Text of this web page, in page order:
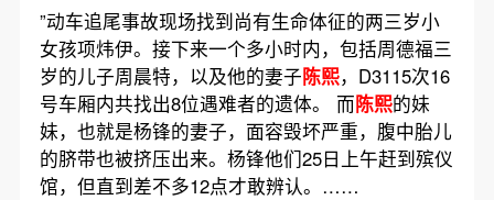
”动车追尾事故现场找到尚有生命体征的两三岁小
女孩项炜伊。接下来一个多小时内，包括周德福三
岁的儿子周晨特，以及他的妻子陈熙，D3115次16
号车厢内共找出8位遇难者的遗体。 而陈熙的妹
妹，也就是杨锋的妻子，面容毁坏严重，腹中胎儿
的脐带也被挤压出来。杨锋他们25日上午赶到殡仪
馆，但直到差不多12点才敢辨认。……